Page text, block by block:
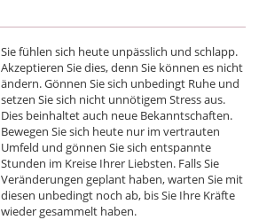
Sie fühlen sich heute unpässlich und schlapp.
Akzeptieren Sie dies, denn Sie können es nicht
ändern. Gönnen Sie sich unbedingt Ruhe und
setzen Sie sich nicht unnötigem Stress aus.
Dies beinhaltet auch neue Bekanntschaften.
Bewegen Sie sich heute nur im vertrauten
Umfeld und gönnen Sie sich entspannte
Stunden im Kreise Ihrer Liebsten. Falls Sie
Veränderungen geplant haben, warten Sie mit
diesen unbedingt noch ab, bis Sie Ihre Kräfte
wieder gesammelt haben.